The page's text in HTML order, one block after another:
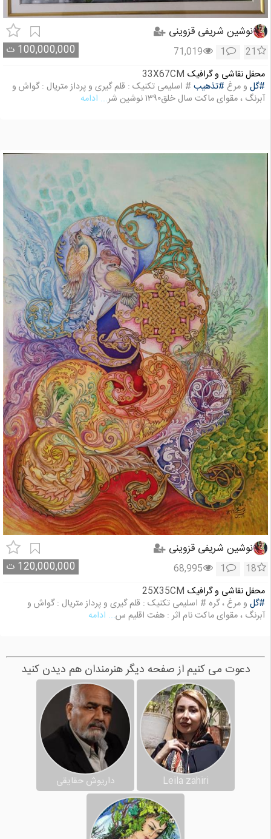
نوشین شریفی قزوینی
100,000,000 ت 21
1
71,019
محفل نقاشی و گرافیک 33X67CM
#گل و مرغ #تذهیب # اسلیمی تکنیک : قلم گیری و پرداز متریال : گواش و
آبرنگ ، مقوای ماکت سال خلق۱۳۹۰ نوشین شر
... ادامه
نوشین شریفی قزوینی
120,000,000 ت 18
1
68,995
محفل نقاشی و گرافیک 25X35CM
#گل و مرغ ، گره # اسلیمی تکنیک : قلم گیری و پرداز متریال : گواش و
آبرنگ ، مقوای ماکت نام اثر : هفت اقلیم س... ادامه
دعوت می کنیم از صفحه دیگر هنرمندان هم دیدن کنید
Leila zahiri داریوش حقایقی